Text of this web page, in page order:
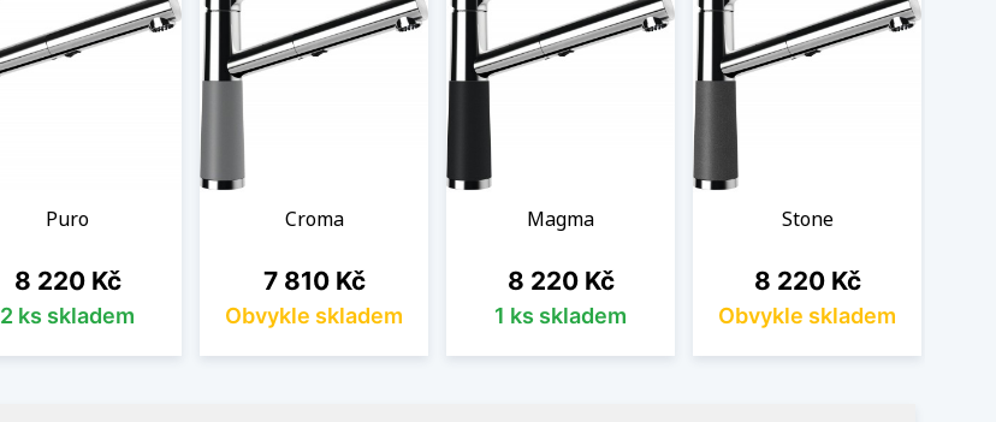
Puro
Cena
8 220 Kč
2 ks skladem
Croma
Cena
7 810 Kč
Obvykle skladem
Magma
Cena
8 220 Kč
1 ks skladem
Stone
Cena
8 220 Kč
Obvykle skladem